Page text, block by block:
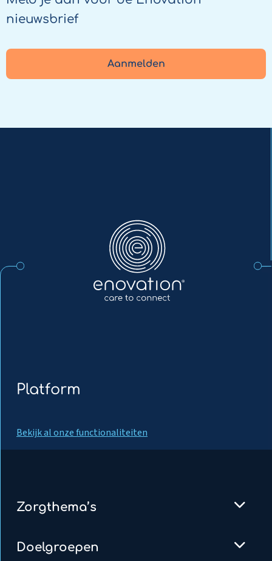
nieuwsbrief
Aanmelden
Platform
Bekijk al onze functionaliteiten
Zorgthema’s
Doelgroepen